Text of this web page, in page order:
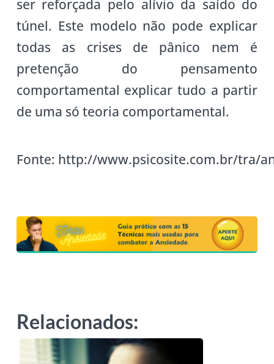
ser reforçada pelo alívio da saído do
túnel. Este modelo não pode explicar
todas as crises de pânico nem é
pretenção do pensamento
comportamental explicar tudo a partir
de uma só teoria comportamental.
Fonte: http://www.psicosite.com.br/tra/
Relacionados: